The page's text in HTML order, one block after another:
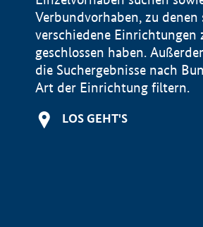
Verbundvorhaben, zu denen
verschiedene Einrichtungen
geschlossen haben.
die Suchergebnisse nach
Art der Einrichtung filtern.
LOS GEHT'S